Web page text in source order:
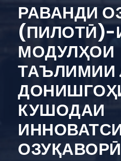
РАВАНДИ
(ПИЛОТӢ)-
МОДУЛҲОИ
ТАЪЛИМИИ
КУШОДАИ
ОЗУҚАВОРӢ